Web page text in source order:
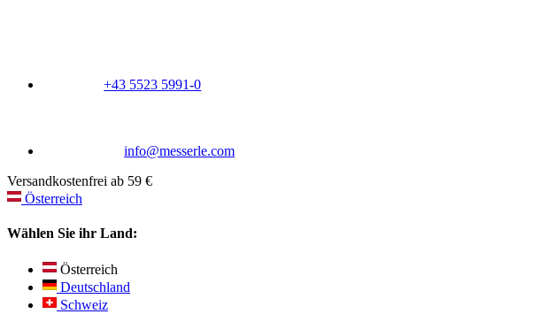
+43 5523 5991-0
info@messerle.com
Versandkostenfrei ab 59 €
Österreich
Wählen Sie ihr Land:
Österreich
Deutschland
Schweiz